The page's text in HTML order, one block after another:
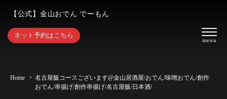
【公式】金山おでん でーもん
ネット予約はこちら
Home
名古屋飯コースございます@金山居酒屋/おでん/味噌おでん/創作
おでん/串揚げ/創作串揚げ/名古屋飯/日本酒/